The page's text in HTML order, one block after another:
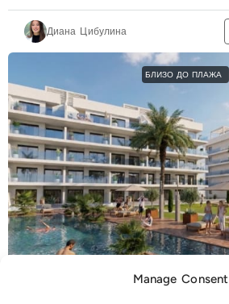
Manage Consent
Диана Цибулина
БЛИЗО ДО ПЛАЖА